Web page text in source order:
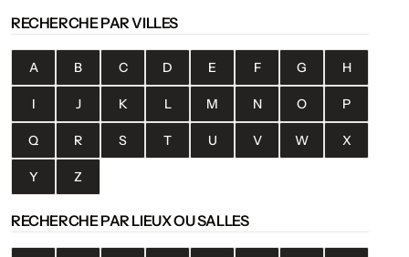
RECHERCHE PAR VILLES
A B C D E F G H
I J K L M N O P
Q R S T U V W X
Y Z
RECHERCHE PAR LIEUX OU SALLES